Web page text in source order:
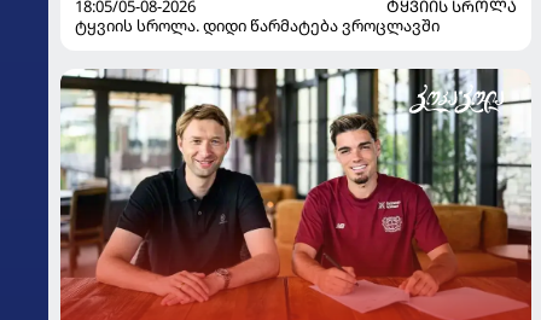
18:05/05-08-2026
ᲢᲧᲕᲘᲘᲡ ᲡᲠᲝᲚᲐ
ტყვიის სროლა. დიდი წარმატება ვროცლავში